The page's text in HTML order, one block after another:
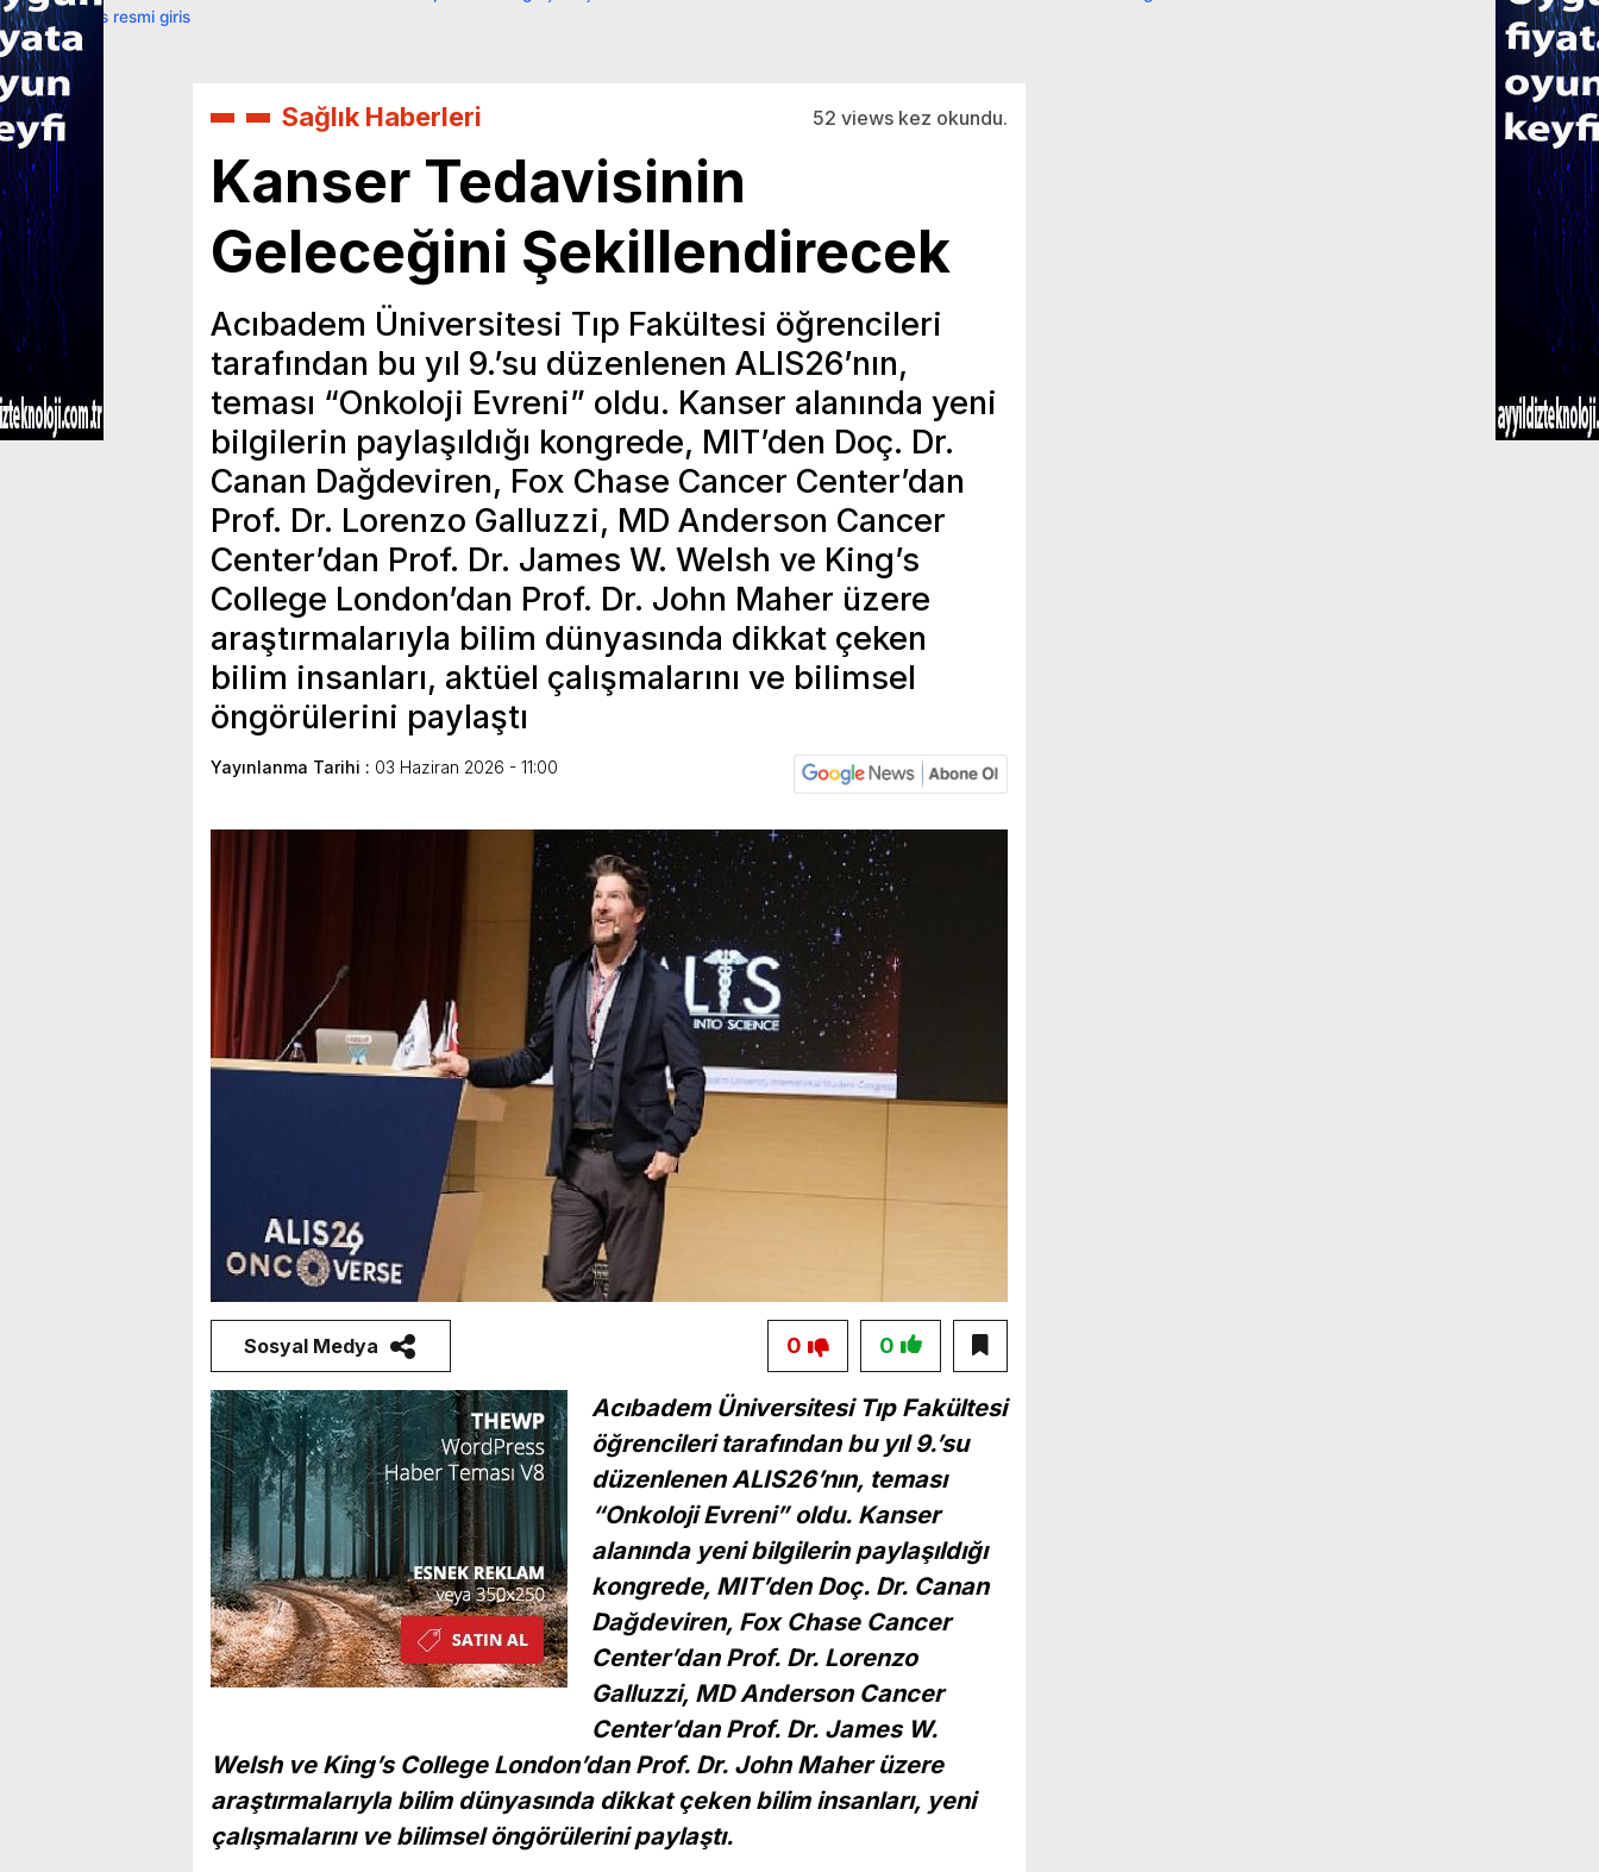
primebahis resmi giris
Sağlık Haberleri 52 views kez okundu.
Kanser Tedavisinin
Geleceğini Şekillendirecek
Acıbadem Üniversitesi Tıp Fakültesi öğrencileri
tarafından bu yıl 9.’su düzenlenen ALIS26’nın,
teması “Onkoloji Evreni” oldu. Kanser alanında yeni
bilgilerin paylaşıldığı kongrede, MIT’den Doç. Dr.
Canan Dağdeviren, Fox Chase Cancer Center’dan
Prof. Dr. Lorenzo Galluzzi, MD Anderson Cancer
Center’dan Prof. Dr. James W. Welsh ve King’s
College London’dan Prof. Dr. John Maher üzere
araştırmalarıyla bilim dünyasında dikkat çeken
bilim insanları, aktüel çalışmalarını ve bilimsel
öngörülerini paylaştı
Yayınlanma Tarihi : 03 Haziran 2026 - 11:00
Sosyal Medya 0
0
Acıbadem Üniversitesi Tıp Fakültesi
öğrencileri tarafından bu yıl 9.’su
düzenlenen ALIS26’nın, teması
“Onkoloji Evreni” oldu. Kanser
alanında yeni bilgilerin paylaşıldığı
kongrede, MIT’den Doç. Dr. Canan
Dağdeviren, Fox Chase Cancer
Center’dan Prof. Dr. Lorenzo
Galluzzi, MD Anderson Cancer
Center’dan Prof. Dr. James W.
Welsh ve King’s College London’dan Prof. Dr. John Maher üzere
araştırmalarıyla bilim dünyasında dikkat çeken bilim insanları, yeni
çalışmalarını ve bilimsel öngörülerini paylaştı.